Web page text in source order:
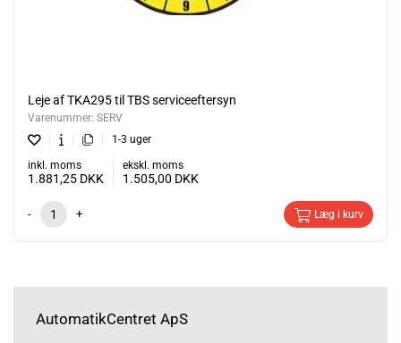
Leje af TKA295 til TBS serviceeftersyn
Varenummer: SERV
1-3 uger
inkl. moms
1.881,25 DKK
ekskl. moms
1.505,00 DKK
- + Læg i kurv
AutomatikCentret ApS